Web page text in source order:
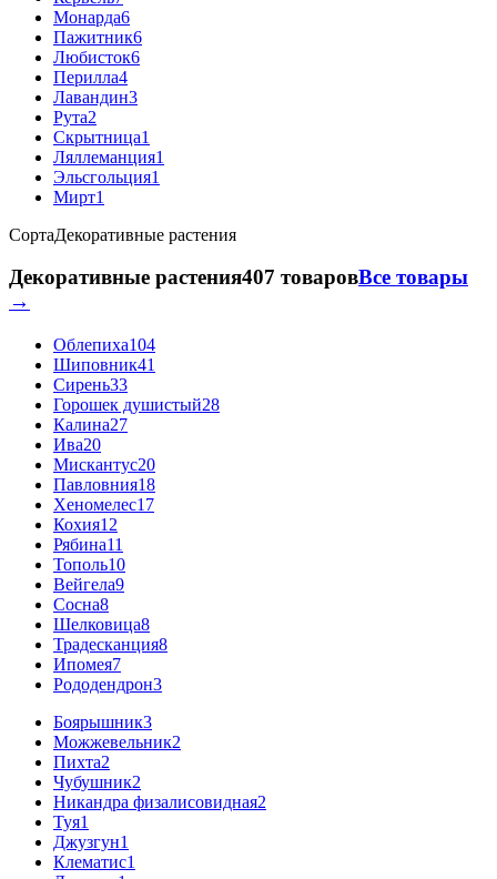
Монарда6
Пажитник6
Любисток6
Перилла4
Лавандин3
Рута2
Скрытница1
Ляллеманция1
Эльсгольция1
Мирт1
СортаДекоративные растения
Декоративные растения407 товаровВсе товары
→
Облепиха104
Шиповник41
Сирень33
Горошек душистый28
Калина27
Ива20
Мискантус20
Павловния18
Хеномелес17
Кохия12
Рябина11
Тополь10
Вейгела9
Сосна8
Шелковица8
Традесканция8
Ипомея7
Рододендрон3
Боярышник3
Можжевельник2
Пихта2
Чубушник2
Никандра физалисовидная2
Туя1
Джузгун1
Клематис1